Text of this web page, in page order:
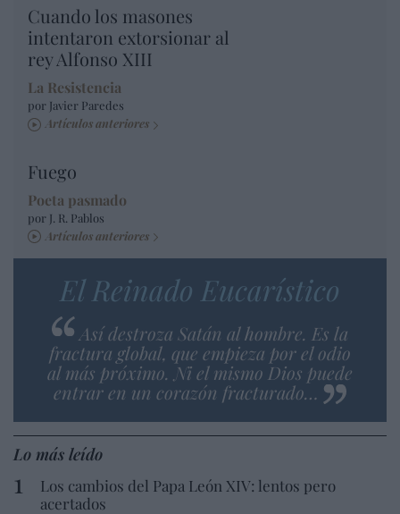
Cuando los masones
intentaron extorsionar al
rey Alfonso XIII
La Resistencia
por Javier Paredes
Artículos anteriores
Fuego
Poeta pasmado
por J. R. Pablos
Artículos anteriores
El Reinado Eucarístico
Así destroza Satán al hombre. Es la
fractura global, que empieza por el odio
al más próximo. Ni el mismo Dios puede
entrar en un corazón fracturado…
Lo más leído
Los cambios del Papa León XIV: lentos pero
acertados